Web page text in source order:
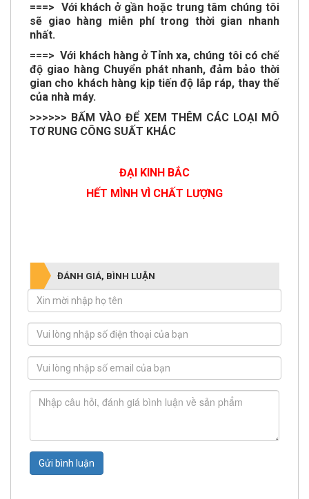
===> Với khách ở gần hoặc trung tâm chúng tôi
sẽ giao hàng miễn phí trong thời gian nhanh
nhất.
===> Với khách hàng ở Tỉnh xa, chúng tôi có chế
độ giao hàng Chuyển phát nhanh, đảm bảo thời
gian cho khách hàng kịp tiến độ lắp ráp, thay thế
của nhà máy.
>>>>>> BẤM VÀO ĐỂ XEM THÊM CÁC LOẠI MÔ
TƠ RUNG CÔNG SUẤT KHÁC
ĐẠI KINH BẮC
HẾT MÌNH VÌ CHẤT LƯỢNG
ĐÁNH GIÁ, BÌNH LUẬN
Gửi bình luận